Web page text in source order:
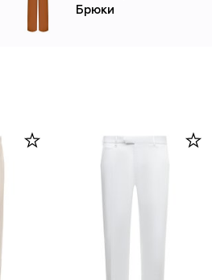
Брюки